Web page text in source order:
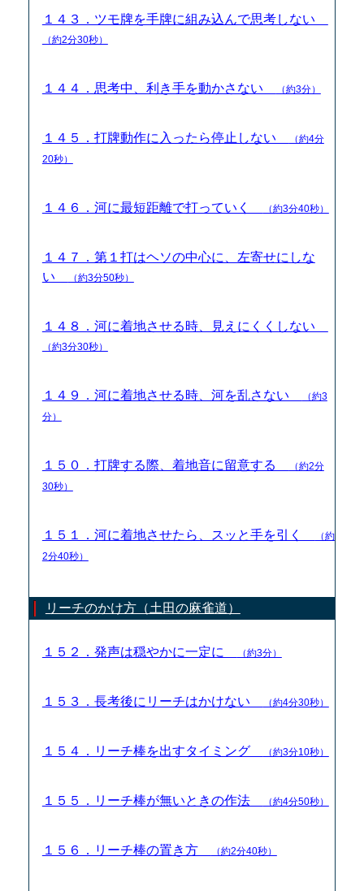
１４３．ツモ牌を手牌に組み込んで思考しない
（約2分30秒）
１４４．思考中、利き手を動かさない （約3分）
１４５．打牌動作に入ったら停止しない
（約4分
20秒）
１４６．河に最短距離で打っていく （約3分40秒）
１４７．第１打はヘソの中心に、左寄せにしな
い
（約3分50秒）
１４８．河に着地させる時、見えにくくしない
（約3分30秒）
１４９．河に着地させる時、河を乱さない
（約3
分）
１５０．打牌する際、着地音に留意する
（約2分
30秒）
１５１．河に着地させたら、スッと手を引く
（約
2分40秒）
リーチのかけ方（土田の麻雀道）
１５２．発声は穏やかに一定に （約3分）
１５３．長考後にリーチはかけない （約4分30秒）
１５４．リーチ棒を出すタイミング （約3分10秒）
１５５．リーチ棒が無いときの作法 （約4分50秒）
１５６．リーチ棒の置き方 （約2分40秒）